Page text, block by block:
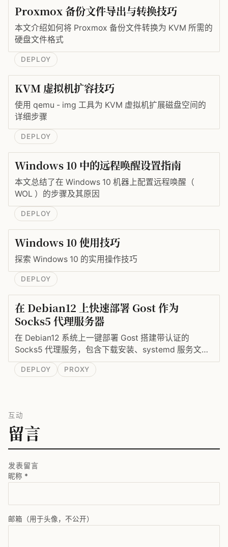
Proxmox 备份文件导出与转换技巧
本文介绍如何将 Proxmox 备份文件转换为 KVM 所需的
硬盘文件格式
DEPLOY
KVM 虚拟机扩容技巧
使用 qemu - img 工具为 KVM 虚拟机扩展磁盘空间的
详细步骤
DEPLOY
Windows 10 中的远程唤醒设置指南
本文总结了在 Windows 10 机器上配置远程唤醒（
WOL ）的步骤及其原因
DEPLOY
Windows 10 使用技巧
探索 Windows 10 的实用操作技巧
DEPLOY
在 Debian12 上快速部署 Gost 作为
Socks5 代理服务器
在 Debian12 系统上一键部署 Gost 搭建带认证的
Socks5 代理服务，包含下载安装、systemd 服务文件
编写与开机自启。
DEPLOY PROXY
互动
留言
发表留言
昵称 *
邮箱（用于头像，不公开）